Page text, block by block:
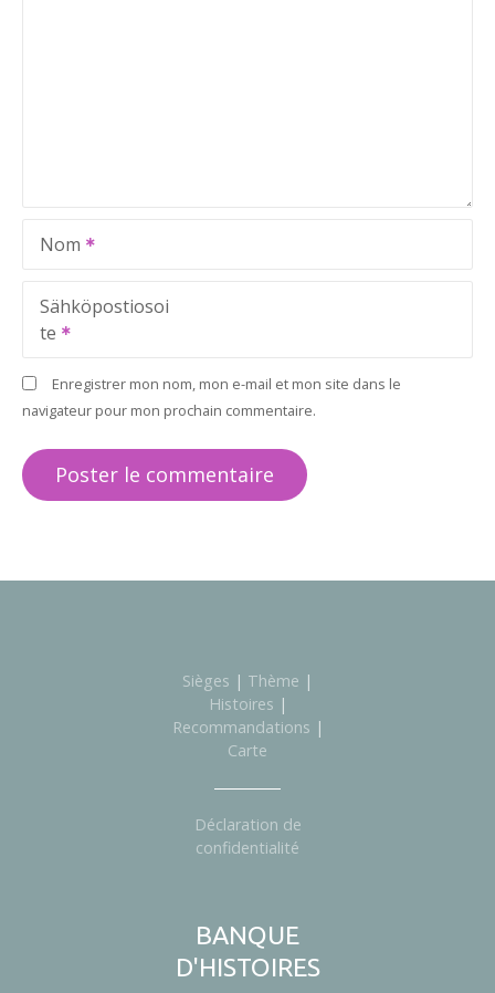
Nom
Sähköpostiosoi
te
Enregistrer mon nom, mon e-mail et mon site dans le
navigateur pour mon prochain commentaire.
Sièges | Thème |
Histoires |
Recommandations |
Carte
Déclaration de
confidentialité
BANQUE
D'HISTOIRES